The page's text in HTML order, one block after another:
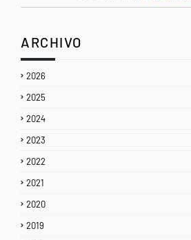
ARCHIVO
2026
2025
2024
2023
2022
2021
2020
2019